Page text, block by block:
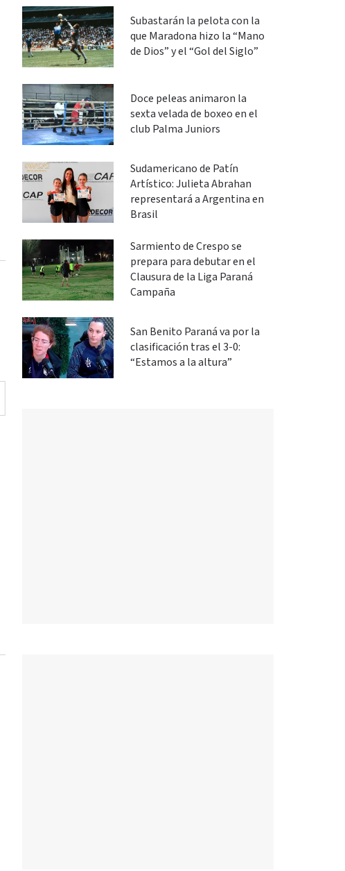
Subastarán la pelota con la
que Maradona hizo la “Mano
de Dios” y el “Gol del Siglo”
Doce peleas animaron la
sexta velada de boxeo en el
club Palma Juniors
Sudamericano de Patín
Artístico: Julieta Abrahan
representará a Argentina en
Brasil
Sarmiento de Crespo se
prepara para debutar en el
Clausura de la Liga Paraná
Campaña
San Benito Paraná va por la
clasificación tras el 3-0:
“Estamos a la altura”